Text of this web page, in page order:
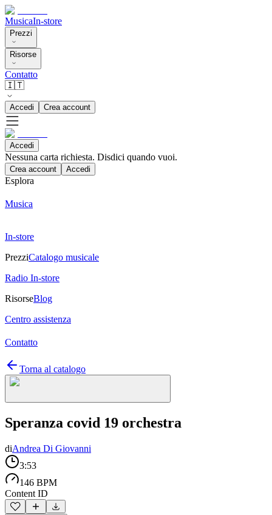
MusicaIn-store
Prezzi
Risorse
Contatto
🇮🇹
Accedi Crea account
Accedi
Nessuna carta richiesta. Disdici quando vuoi.
Crea account Accedi
Esplora
Musica
In-store
PrezziCatalogo musicale
Radio In-store
RisorseBlog
Centro assistenza
Contatto
Torna al catalogo
Speranza covid 19 orchestra
diAndrea Di Giovanni
3:53
146 BPM
Content ID